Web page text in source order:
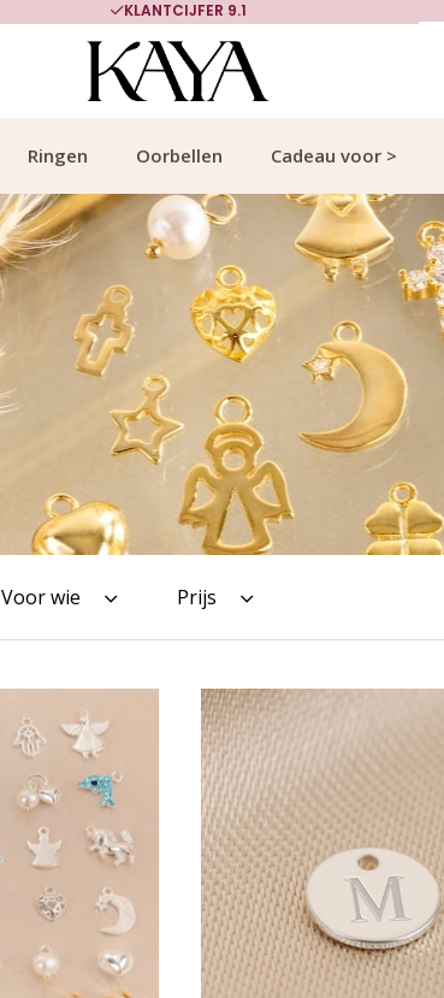
700.000+ TEVREDEN KLANTEN
Ringen Oorbellen Cadeau voor >
Voor wie Prijs